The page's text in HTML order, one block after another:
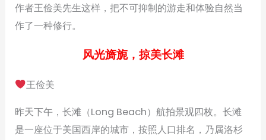
作者王俭美先生这样，把不可抑制的游走和体验自然当
作了一种修行。
风光旖旎，掠美长滩
王俭美
昨天下午，长滩（Long Beach）航拍景观四枚。长滩
是一座位于美国西岸的城市，按照人口排名，乃属洛杉